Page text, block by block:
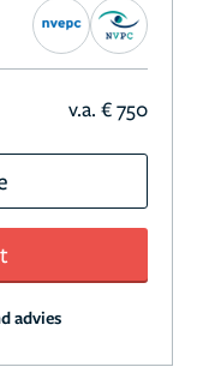
v.a. € 750
advies